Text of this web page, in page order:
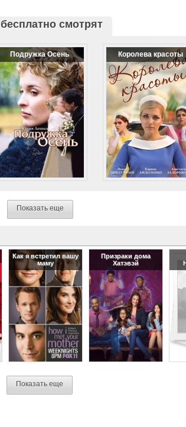
смотрят
Подружка Осень Королева красоты
Показать еще
Как я встретил вашу
маму
Призраки дома
Хатэвэй
Показать еще